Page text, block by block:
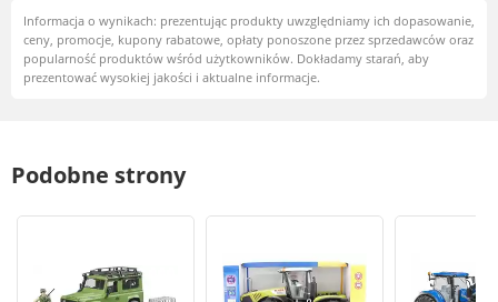
Informacja o wynikach: prezentując produkty uwzględniamy ich dopasowanie,
ceny, promocje, kupony rabatowe, opłaty ponoszone przez sprzedawców oraz
popularność produktów wśród użytkowników. Dokładamy starań, aby
prezentować wysokiej jakości i aktualne informacje.
Podobne strony